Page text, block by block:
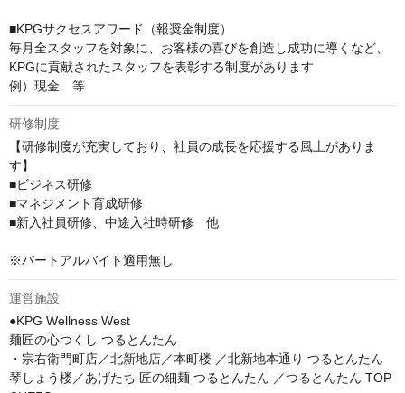
■KPGサクセスアワード（報奨金制度）
毎月全スタッフを対象に、お客様の喜びを創造し成功に導くなど、
KPGに貢献されたスタッフを表彰する制度があります
例）現金　等
研修制度
【研修制度が充実しており、社員の成長を応援する風土がありま
す】
■ビジネス研修
■マネジメント育成研修
■新入社員研修、中途入社時研修　他
※パートアルバイト適用無し
運営施設
●KPG Wellness West
麺匠の心つくし つるとんたん
・宗右衛門町店／北新地店／本町楼 ／北新地本通り つるとんたん
琴しょう楼／あげたち 匠の細麺 つるとんたん ／つるとんたん TOP